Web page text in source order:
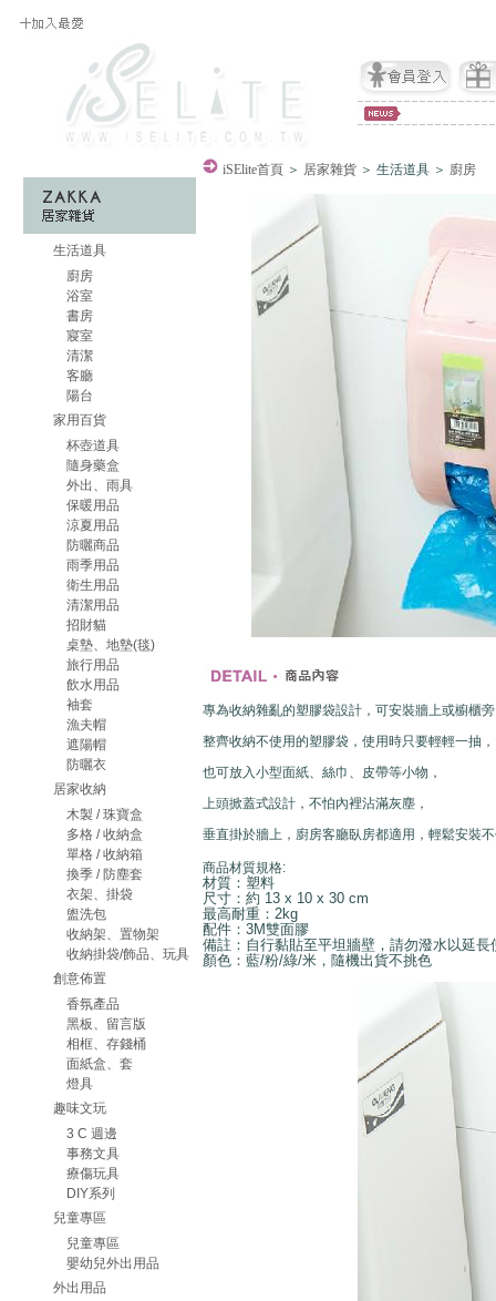
生活道具
廚房
浴室
書房
寢室
清潔
客廳
陽台
家用百貨
杯壺道具
隨身藥盒
外出、雨具
保暖用品
涼夏用品
防曬商品
雨季用品
衛生用品
清潔用品
招財貓
桌墊、地墊(毯)
旅行用品
飲水用品
袖套
漁夫帽
遮陽帽
防曬衣
居家收納
木製 / 珠寶盒
多格 / 收納盒
單格 / 收納箱
換季 / 防塵套
衣架、掛袋
盥洗包
收納架、置物架
收納掛袋/飾品、玩具
創意佈置
香氛產品
黑板、留言版
相框、存錢桶
面紙盒、套
燈具
趣味文玩
3 C 週邊
事務文具
療傷玩具
DIY系列
兒童專區
兒童專區
嬰幼兒外出用品
外出用品
iSElite首頁 ＞ 居家雜貨 ＞ 生活道具 ＞ 廚房
專為收納雜亂的塑膠袋設計，可安裝牆上或櫥櫃
整齊收納不使用的塑膠袋，使用時只要輕輕一抽，
也可放入小型面紙、絲巾、皮帶等小物，
上頭掀蓋式設計，不怕內裡沾滿灰塵，
垂直掛於牆上，廚房客廳臥房都適用，輕鬆安裝
商品材質規格:
材質：塑料
尺寸：約 13 x 10 x 30 cm
最高耐重：2kg
配件：3M雙面膠
備註：自行黏貼至平坦牆壁，請勿潑水以延長
顏色：藍/粉/綠/米，隨機出貨不挑色